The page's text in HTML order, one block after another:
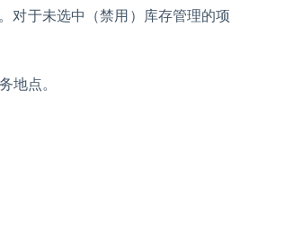
对于未选中（禁用）库存管理的项
地点。